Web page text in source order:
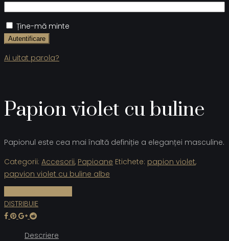
Ține-mă minte
Autentificare
Ai uitat parola?
Papion violet cu buline
Papionul este cea mai înaltă definiție a eleganței masculine.
Categorii: Accesorii, Papioane Etichete: papion violet,
papvion violet cu buline albe
DISTRIBUIE
Descriere